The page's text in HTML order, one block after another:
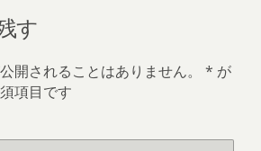
す
開されることはありません。 * が
項目です